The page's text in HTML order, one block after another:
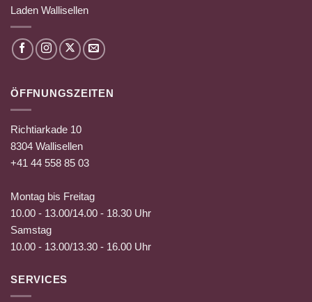
Laden Wallisellen
ÖFFNUNGSZEITEN
Richtiarkade 10
8304 Wallisellen
+41 44 558 85 03
Montag bis Freitag
10.00 - 13.00/14.00 - 18.30 Uhr
Samstag
10.00 - 13.00/13.30 - 16.00 Uhr
SERVICES